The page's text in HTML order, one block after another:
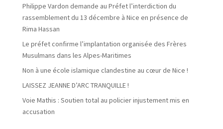
Philippe Vardon demande au Préfet l’interdiction du
rassemblement du 13 décembre à Nice en présence de
Rima Hassan
Le préfet confirme l’implantation organisée des Frères
Musulmans dans les Alpes-Maritimes
Non à une école islamique clandestine au cœur de Nice !
LAISSEZ JEANNE D’ARC TRANQUILLE !
Voie Mathis : Soutien total au policier injustement mis en
accusation